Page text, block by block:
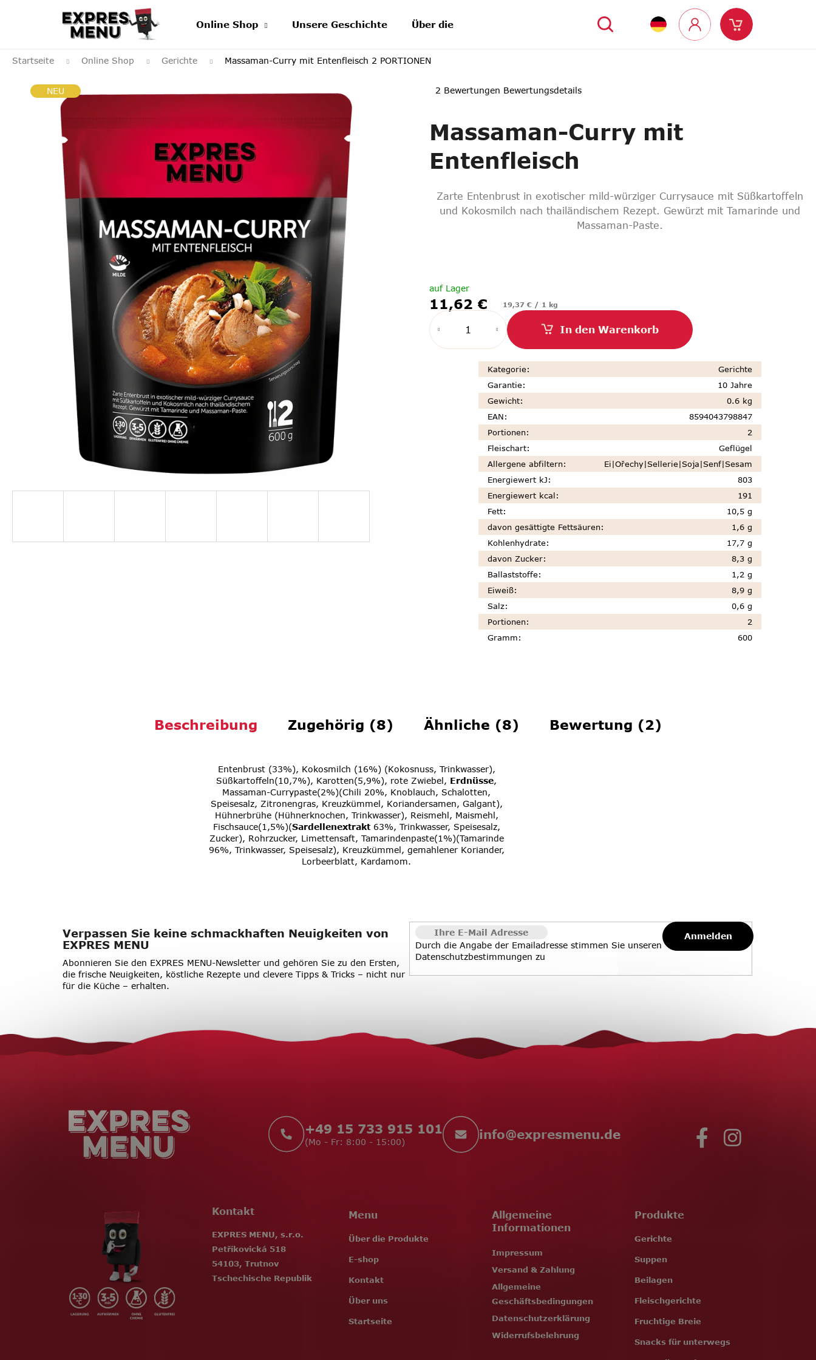
Online Shop Unsere Geschichte Über die Produkte
Suchen
Warenkorb
Startseite Online Shop Gerichte Massaman-Curry mit Entenfleisch 2 PORTIONEN
Die
ist
3,5
Sternen.
2 Bewertungen Bewertungsdetails
Massaman-Curry mit
Entenfleisch
Zarte Entenbrust in exotischer mild-würziger Currysauce mit Süßkartoffeln
und Kokosmilch nach thailändischem Rezept. Gewürzt mit Tamarinde und
Massaman-Paste.
auf Lager
11,62 € Verkaufspreis:
19,37 € / 1 kg
In den Warenkorb
Kategorie:
Gerichte
Garantie:
10 Jahre
Gewicht:
0.6 kg
EAN:
8594043798847
Portionen:
2
Fleischart:
Geflügel
Allergene abfiltern:
Ei|Ořechy|Sellerie|Soja|Senf|Sesam
Energiewert kJ:
803
Energiewert kcal:
191
Fett:
10,5 g
davon gesättigte Fettsäuren:
1,6 g
Kohlenhydrate:
17,7 g
davon Zucker:
8,3 g
Ballaststoffe:
1,2 g
Eiweiß:
8,9 g
Salz:
0,6 g
Portionen:
2
Gramm: 600
NEU
Beschreibung Zugehörig (8) Ähnliche (8) Bewertung (2)
Entenbrust (33%), Kokosmilch (16%) (Kokosnuss, Trinkwasser),
Süßkartoffeln(10,7%), Karotten(5,9%), rote Zwiebel, Erdnüsse,
Massaman-Currypaste(2%)(Chili 20%, Knoblauch, Schalotten,
Speisesalz, Zitronengras, Kreuzkümmel, Koriandersamen, Galgant),
Hühnerbrühe (Hühnerknochen, Trinkwasser), Reismehl, Maismehl,
Fischsauce(1,5%)(Sardellenextrakt63%, Trinkwasser, Speisesalz,
Zucker), Rohrzucker, Limettensaft, Tamarindenpaste(1%)(Tamarinde
96%, Trinkwasser, Speisesalz), Kreuzkümmel, gemahlener Koriander,
Lorbeerblatt, Kardamom.
Verpassen Sie keine schmackhaften Neuigkeiten von
EXPRES MENU
Abonnieren Sie den EXPRES MENU-Newsletter und gehören Sie zu den Ersten,
die frische Neuigkeiten, köstliche Rezepte und clevere Tipps & Tricks – nicht nur
für die Küche – erhalten.
Durch die Angabe der Emailadresse stimmen Sie unseren
Datenschutzbestimmungen zu
Anmelden
F
+49 15 733 915 101
(Mo - Fr: 8:00 - 15:00) info@expresmenu.de
Kontakt
EXPRES MENU, s.r.o.
Petříkovická 518
54103, Trutnov
Tschechische Republik
Menu
Über die Produkte
E-shop
Kontakt
Über uns
Startseite
Allgemeine
Informationen
Impressum
Versand & Zahlung
Allgemeine
Geschäftsbedingungen
Datenschutzerklärung
Widerrufsbelehrung
Produkte
Gerichte
Suppen
Beilagen
Fleischgerichte
Fruchtige Breie
Snacks für unterwegs